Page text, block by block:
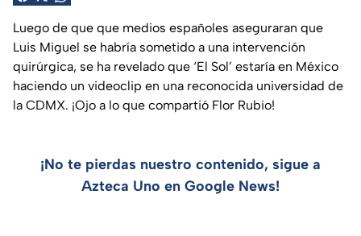
Luego de que que medios españoles aseguraran que
Luis Miguel se habría sometido a una intervención
quirúrgica, se ha revelado que ‘El Sol’ estaría en México
haciendo un videoclip en una reconocida universidad de
la CDMX. ¡Ojo a lo que compartió Flor Rubio!
¡No te pierdas nuestro contenido, sigue a
Azteca Uno en Google News!